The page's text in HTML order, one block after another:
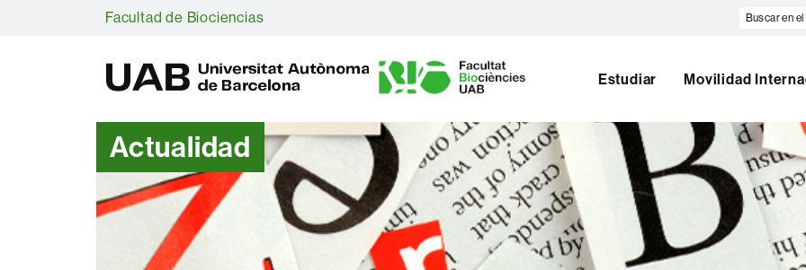
Facultad de Biociencias
Buscar
A
B
Estudiar Movilidad
Actualidad